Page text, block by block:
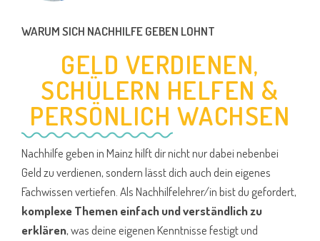
WARUM SICH NACHHILFEGEBEN LOHNT
GELD VERDIENEN,
SCHÜLERN HELFEN &
PERSÖNLICH WACHSEN
Nachhilfe geben in Mainz hilft dir nicht nur dabei nebenbei
Geld zu verdienen, sondern lässt dich auch dein eigenes
Fachwissen vertiefen. Als Nachhilfelehrer/in bist du gefordert,
komplexe Themen einfach und verständlich zu
erklären, was deine eigenen Kenntnisse festigt und